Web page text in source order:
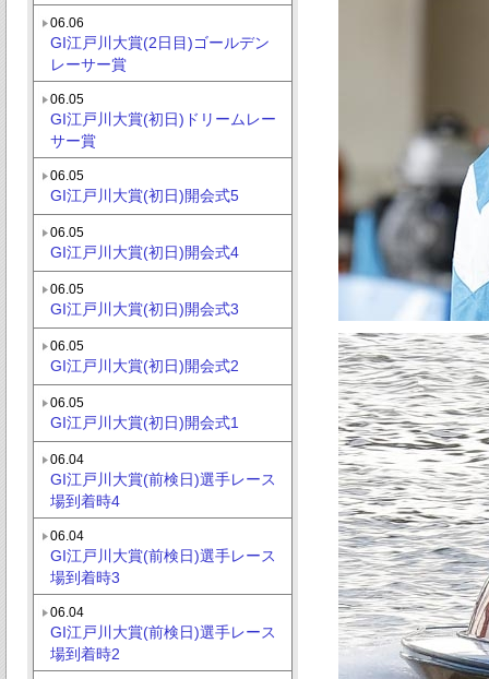
06.06
GI江戸川大賞(2日目)ゴールデン
レーサー賞
06.05
GI江戸川大賞(初日)ドリームレー
サー賞
06.05
GI江戸川大賞(初日)開会式5
06.05
GI江戸川大賞(初日)開会式4
06.05
GI江戸川大賞(初日)開会式3
06.05
GI江戸川大賞(初日)開会式2
06.05
GI江戸川大賞(初日)開会式1
06.04
GI江戸川大賞(前検日)選手レース
場到着時4
06.04
GI江戸川大賞(前検日)選手レース
場到着時3
06.04
GI江戸川大賞(前検日)選手レース
場到着時2